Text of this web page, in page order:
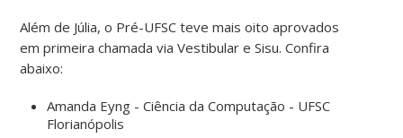
Além de Júlia, o Pré-UFSC teve mais oito aprovados
em primeira chamada via Vestibular e Sisu. Confira
abaixo:
Amanda Eyng - Ciência da Computação - UFSC
Florianópolis